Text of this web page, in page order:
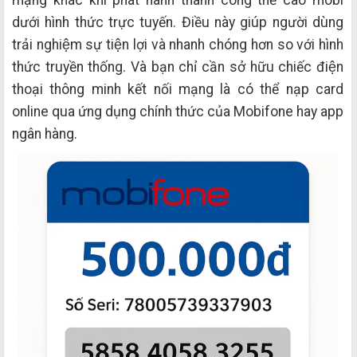
dưới hình thức trực tuyến. Điều này giúp người dùng
trải nghiệm sự tiện lợi và nhanh chóng hơn so với hình
thức truyền thống. Và bạn chỉ cần sở hữu chiếc điện
thoại thông minh kết nối mạng là có thể nạp card
online qua ứng dụng chính thức của Mobifone hay app
ngân hàng.